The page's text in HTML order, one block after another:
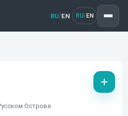
RU/EN RU/ EN
Острове